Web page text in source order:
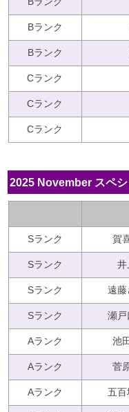
Bランク
Bランク
Cランク
Cランク
Cランク
2025 November スペ
Sランク 賀
Sランク 井
Sランク 遠藤
Sランク 瀬戸
Aランク 池
Aランク 菅
Aランク 五